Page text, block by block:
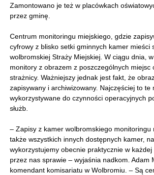
Zamontowano je też w placówkach
przez gminę.
Centrum monitoringu miejskiego, gdzie
cyfrowy z blisko setki gminnych kamer mieści
wolbromskiej Straży Miejskiej. W ciągu dnia,
monitory z obrazem z poszczególnych miejsc
strażnicy. Ważniejszy jednak jest fakt, że
zapisywany i archiwizowany. Najczęściej to te
wykorzystywane do czynności operacyjnych
służb.
– Zapisy z kamer wolbromskiego monitoringu
także wszystkich innych dostępnych kamer,
wykorzystujemy obecnie praktycznie w
przez nas sprawie – wyjaśnia nadkom. Adam
komendant komisariatu w Wolbromiu. – Są